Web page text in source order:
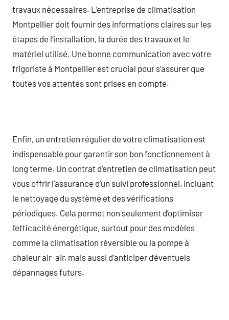
travaux nécessaires. L’entreprise de climatisation
Montpellier doit fournir des informations claires sur les
étapes de l’installation, la durée des travaux et le
matériel utilisé. Une bonne communication avec votre
frigoriste à Montpellier est crucial pour s’assurer que
toutes vos attentes sont prises en compte.
Enfin, un entretien régulier de votre climatisation est
indispensable pour garantir son bon fonctionnement à
long terme. Un contrat d’entretien de climatisation peut
vous offrir l’assurance d’un suivi professionnel, incluant
le nettoyage du système et des vérifications
périodiques. Cela permet non seulement d’optimiser
l’efficacité énergétique, surtout pour des modèles
comme la climatisation réversible ou la pompe à
chaleur air-air, mais aussi d’anticiper d’éventuels
dépannages futurs.